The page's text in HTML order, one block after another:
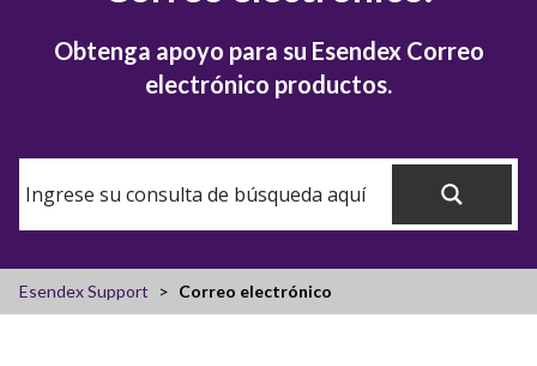
Obtenga apoyo para su Esendex Correo
electrónico productos.
Esendex Support Correo electrónico